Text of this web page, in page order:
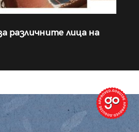
различните лица на